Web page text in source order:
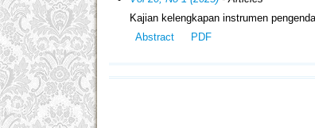
Kajian kelengkapan instrumen
Abstract
PDF